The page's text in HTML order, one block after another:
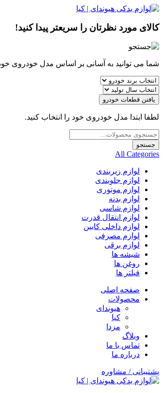
کالای مورد نظرتان را سریعتر پیدا کنید!
شما می توانید به آسانی بر اساس مدل خودروی
یافتن قطعات خودرو
لطفا ابتدا مدل خودروی خود را انتخاب کنید.
Products
search
جستجو
All Categories
لوازم زیربندی
لوازم جلوبندی
لوازم موتوری
لوازم بدنه
لوازم شاسی
لوازم انتقال قدرت
لوازم داخلی کابین
لوازم مصرفی
لوازم برقی
شیشه ها
روغن ها
فیلتر ها
صفحه اصلی
محصولات
هیوندای
کیا
مزدا
وبلاگ
تماس با ما
درباره ما
پشتیبانی / مشاوره